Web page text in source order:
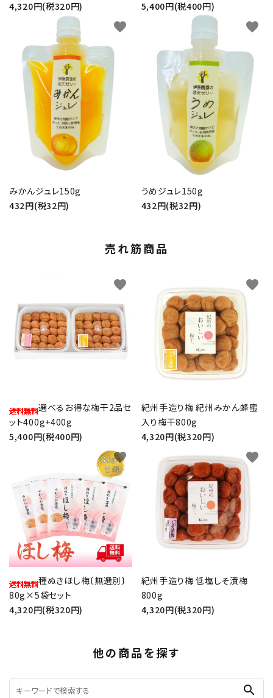
4,320円(税320円) 5,400円(税400円)
みかんジュレ150g
432円(税32円)
favorite
うめジュレ150g
432円(税32円)
favorite
売れ筋商品
選べるお得な梅干2品セ
ット400g+400g
5,400円(税400円)
favorite
紀州手造り梅 紀州みかん蜂蜜
入り梅干800g
4,320円(税320円)
favorite
種ぬきほし梅〔無選別〕
80g×5袋セット
4,320円(税320円)
favorite
紀州手造り梅 低塩しそ漬梅
800g
4,320円(税320円)
favorite
他の商品を探す
search